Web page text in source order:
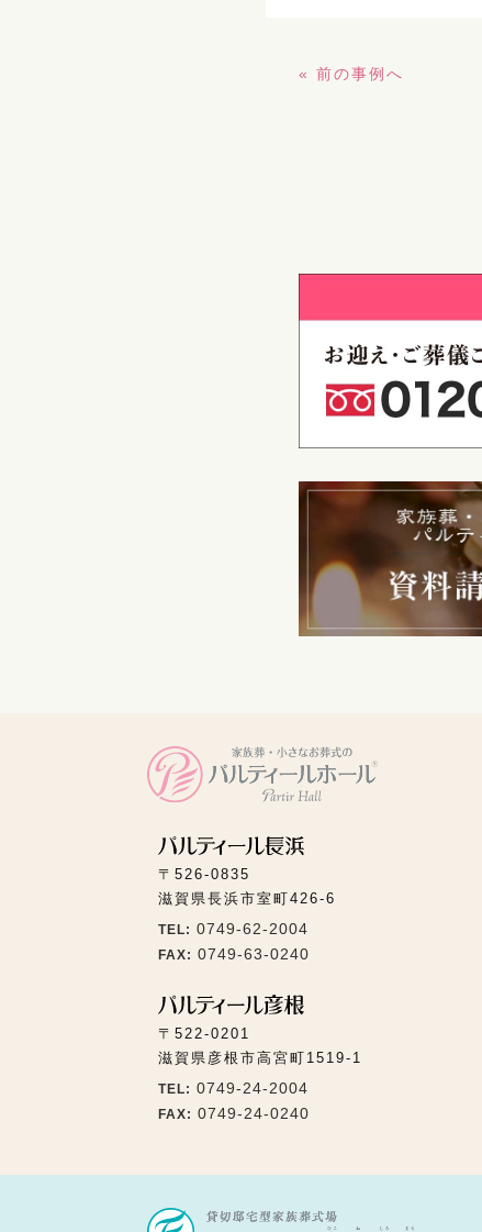
« 前の事例へ
〒526-0835
滋賀県長浜市室町426-6
TEL: 0749-62-2004
FAX: 0749-63-0240
〒522-0201
滋賀県彦根市高宮町1519-1
TEL: 0749-24-2004
FAX: 0749-24-0240